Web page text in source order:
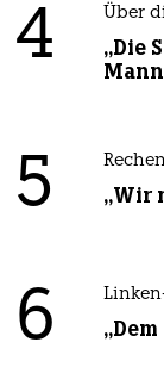
4 Über
„Die
5 „Wir
6